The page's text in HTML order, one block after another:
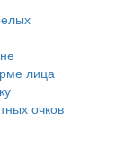
лица
очков